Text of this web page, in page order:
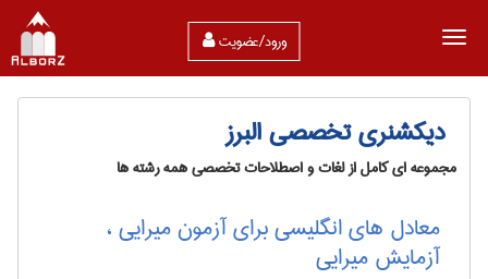
ورود/عضویت
دیکشنری تخصصی البرز
مجموعه ای کامل از لغات و اصطلاحات تخصصی همه رشته ها
معادل های انگلیسی برای آزمون میرایی ،
آزمایش میرایی